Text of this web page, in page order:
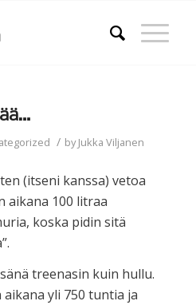
/ byJukka Viljanen
(itseni kanssa) vetoa
aikana 100 litraa
koska pidin sitä
treenasin kuin hullu.
yli 750 tuntia ja